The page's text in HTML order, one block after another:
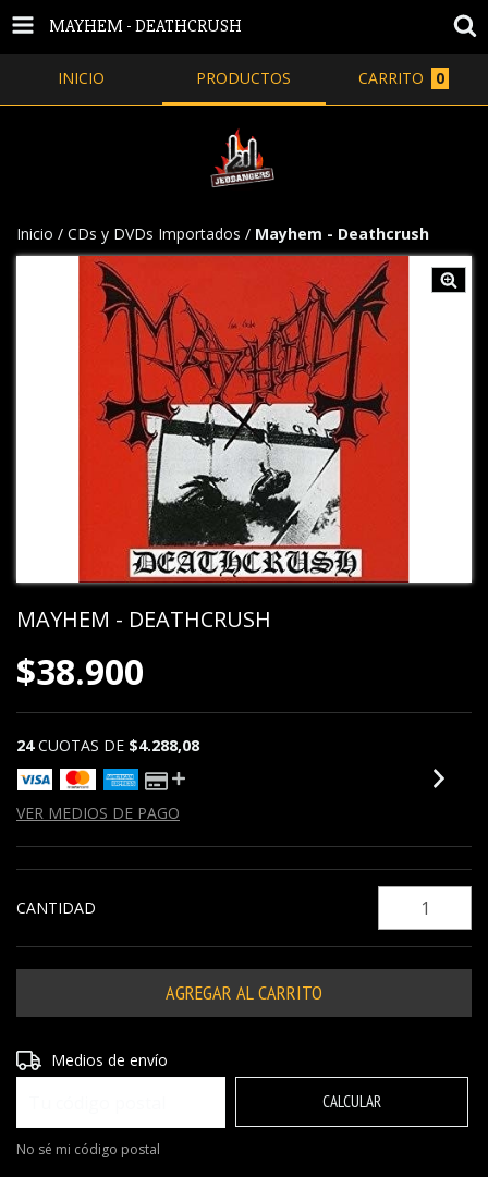
MAYHEM - DEATHCRUSH
INICIO PRODUCTOS CARRITO 0
Inicio / CDs y DVDs Importados / Mayhem - Deathcrush
MAYHEM - DEATHCRUSH
$38.900
24 CUOTAS DE $4.288,08
VER MEDIOS DE PAGO
CANTIDAD
Entregas para el CP:
Medios de envío
CALCULAR
No sé mi código postal